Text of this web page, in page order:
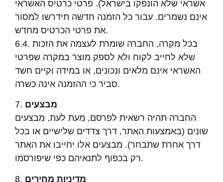
אשראי שלא הונפקו בישראל). פרטי כרטיס האשראי
אינם נשמרים. עבור כל הזמנה חדשה תידרשו למסור
את פרטי הכרטיס מחדש.
6.4. בכל מקרה, החברה שומרת לעצמה את הזכות
שלא לחייב לקוח ולא לספק מוצר במקרה שפרטי
האשראי אינם מלאים ונכונים, או במידה וקיים חשד
סביר כי ההזמנה אינה כשרה.
7. מבצעים
החברה תהיה רשאית לפרסם, מעת לעת, מבצעים
שונים (באמצעות האתר, דרך צדדים שלישיים או בכל
דרך אחרת שתבחר). מבצעים אלו יחייבו את האתר
רק בכפוף לתנאיהם כפי שיפורסמו.
8. מדיניות מחירים